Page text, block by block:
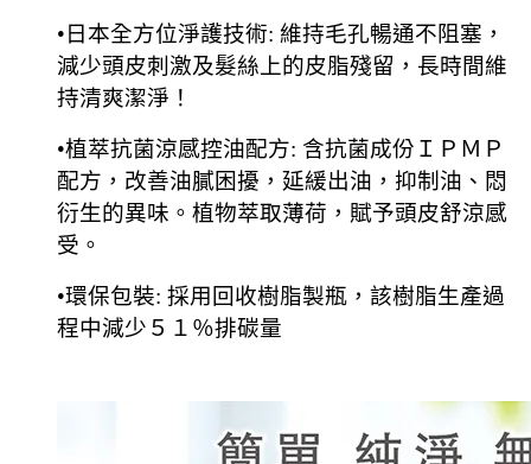
•日本全方位淨護技術: 維持毛孔暢通不阻塞，
減少頭皮刺激及髮絲上的皮脂殘留，長時間維
持清爽潔淨！
•植萃抗菌涼感控油配方: 含抗菌成份ＩＰＭＰ
配方，改善油膩困擾，延緩出油，抑制油、悶
衍生的異味。植物萃取薄荷，賦予頭皮舒涼感
受。
•環保包裝: 採用回收樹脂製瓶，該樹脂生產過
程中減少５１％排碳量